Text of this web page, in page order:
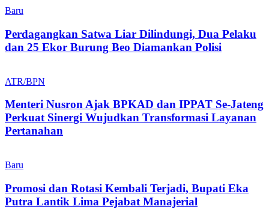
Baru
Perdagangkan Satwa Liar Dilindungi, Dua Pelaku
dan 25 Ekor Burung Beo Diamankan Polisi
ATR/BPN
Menteri Nusron Ajak BPKAD dan IPPAT Se-Jateng
Perkuat Sinergi Wujudkan Transformasi Layanan
Pertanahan
Baru
Promosi dan Rotasi Kembali Terjadi, Bupati Eka
Putra Lantik Lima Pejabat Manajerial